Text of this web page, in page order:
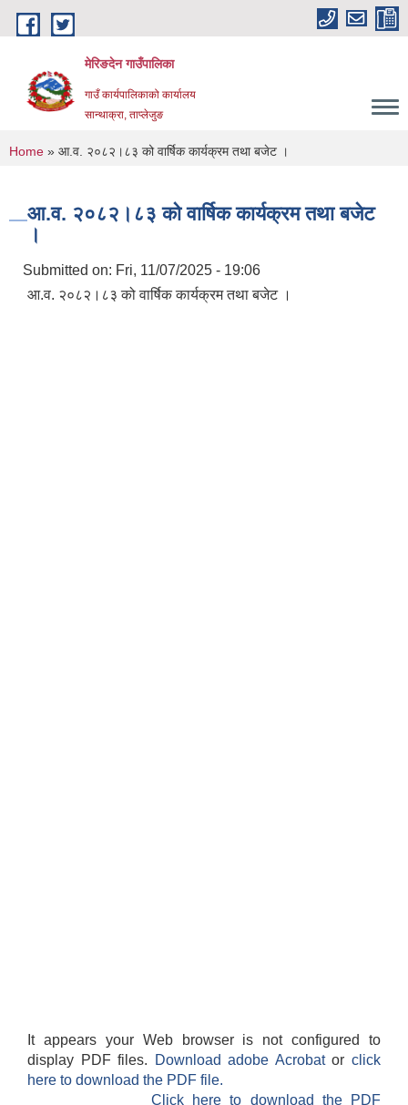
Skip to main content
मेरिङदेन गाउँपालिका
गाउँ कार्यपालिकाको कार्यालय
सान्थाक्रा, ताप्लेजुङ
You are here
Home » आ.व. २०८२।८३ को वार्षिक कार्यक्रम तथा बजेट ।
आ.व. २०८२।८३ को वार्षिक कार्यक्रम तथा बजेट
।
Submitted on: Fri, 11/07/2025 - 19:06
आ.व. २०८२।८३ को वार्षिक कार्यक्रम तथा बजेट ।
It appears your Web browser is not configured to
display PDF files.
Download adobe Acrobatorclick
here to download the PDF file.
Click here to download the PDF